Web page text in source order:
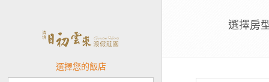
選擇您的飯店
選擇房